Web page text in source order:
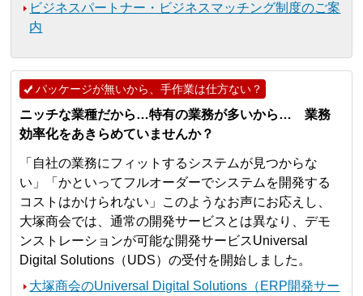
ビジネスパートナー・ビジネスマッチング制度のご案
内
パッケージが無いから、手作業は仕方ない？
ニッチな業種だから…特有の業務が多いから… 業務
効率化をあきらめていませんか？
「自社の業務にフィットするシステムが見つからな
い」「かといってフルオーダーでシステムを開発する
コストはかけられない」このようなお声にお応えし、
大塚商会では、通常の開発サービスとは異なり、デモ
ンストレーションが可能な開発サービスUniversal
Digital Solutions（UDS）の受付を開始しました。
大塚商会のUniversal Digital Solutions（ERP開発サー